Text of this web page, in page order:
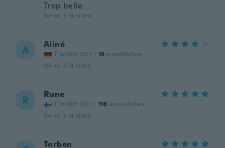
Trop belle
for ca. 5 år siden
A Aliné
Tilmeldt 2017 · 18 anmeldelser
for ca. 5 år siden
R Rune
Tilmeldt 2017 · 118 anmeldelser
for ca. 5 år siden
Torben